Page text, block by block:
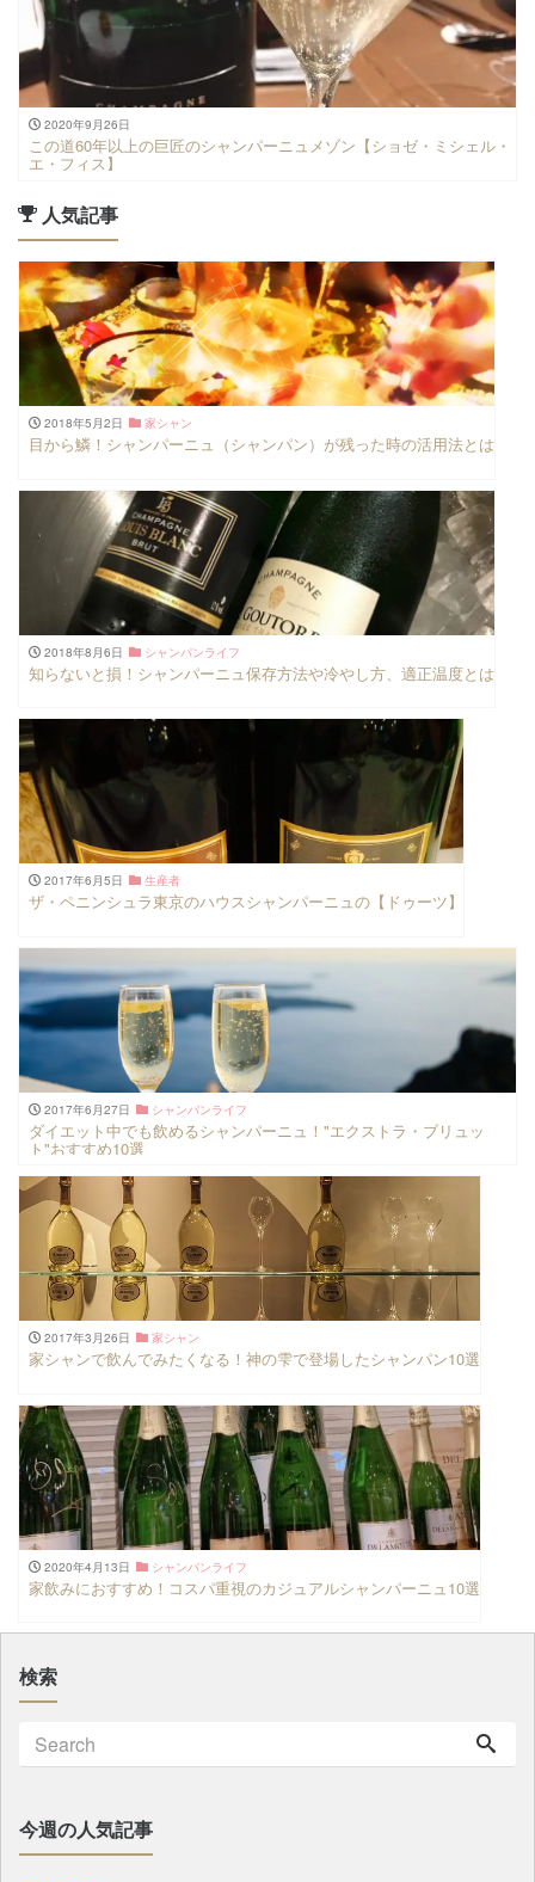
2020年9月26日
この道60年以上の巨匠のシャンパーニュメゾン【ショゼ・ミシェル・
エ・フィス】
人気記事
2018年5月2日 家シャン
目から鱗！シャンパーニュ（シャンパン）が残った時の活用法とは
2018年8月6日 シャンパンライフ
知らないと損！シャンパーニュ保存方法や冷やし方、適正温度とは
2017年6月5日 生産者
ザ・ペニンシュラ東京のハウスシャンパーニュの【ドゥーツ】
2017年6月27日 シャンパンライフ
ダイエット中でも飲めるシャンパーニュ！"エクストラ・ブリュッ
ト"おすすめ10選
2017年3月26日 家シャン
家シャンで飲んでみたくなる！神の雫で登場したシャンパン10選
2020年4月13日 シャンパンライフ
家飲みにおすすめ！コスパ重視のカジュアルシャンパーニュ10選
検索
今週の人気記事